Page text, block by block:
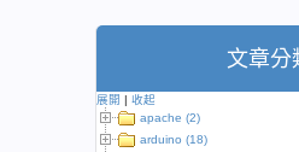
文章分
展開
收起
apache (2)
arduino (18)